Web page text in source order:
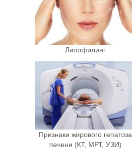
Липофилинг
Признаки жирового гепатоза
печени (КТ, МРТ, УЗИ)